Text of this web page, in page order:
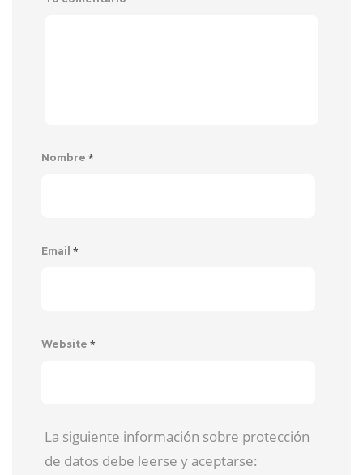
Nombre *
Email *
Website *
La siguiente información sobre protección
de datos debe leerse y aceptarse: